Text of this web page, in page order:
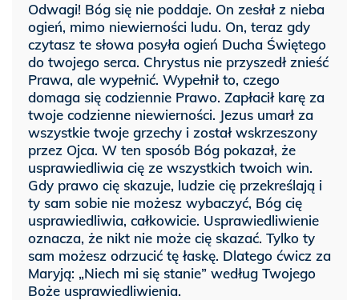
Odwagi! Bóg się nie poddaje. On zesłał z nieba
ogień, mimo niewierności ludu. On, teraz gdy
czytasz te słowa posyła ogień Ducha Świętego
do twojego serca. Chrystus nie przyszedł znieść
Prawa, ale wypełnić. Wypełnił to, czego
domaga się codziennie Prawo. Zapłacił karę za
twoje codzienne niewierności. Jezus umarł za
wszystkie twoje grzechy i został wskrzeszony
przez Ojca. W ten sposób Bóg pokazał, że
usprawiedliwia cię ze wszystkich twoich win.
Gdy prawo cię skazuje, ludzie cię przekreślają i
ty sam sobie nie możesz wybaczyć, Bóg cię
usprawiedliwia, całkowicie. Usprawiedliwienie
oznacza, że nikt nie może cię skazać. Tylko ty
sam możesz odrzucić tę łaskę. Dlatego ćwicz za
Maryją: „Niech mi się stanie” według Twojego
Boże usprawiedliwienia.